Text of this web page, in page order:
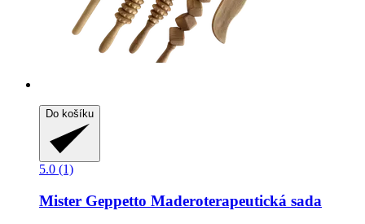
Do košíku
5.0 (1)
Mister Geppetto Maderoterapeutická sada